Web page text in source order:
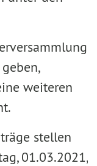
weiteren
stellen
01.03.2021,